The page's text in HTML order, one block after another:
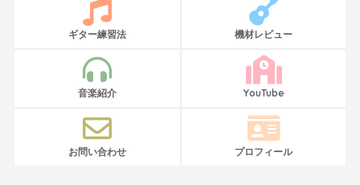
ギター練習法 機材レビュー
音楽紹介 YouTube
お問い合わせ プロフィール